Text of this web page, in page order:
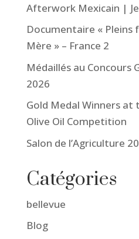
Afterwork Mexicain |
Documentaire « Pleins
Mère » – France 2
Médaillés au Concours
2026
Gold Medal Winners at
Olive Oil Competition
Salon de l’Agriculture
Catégories
bellevue
Blog